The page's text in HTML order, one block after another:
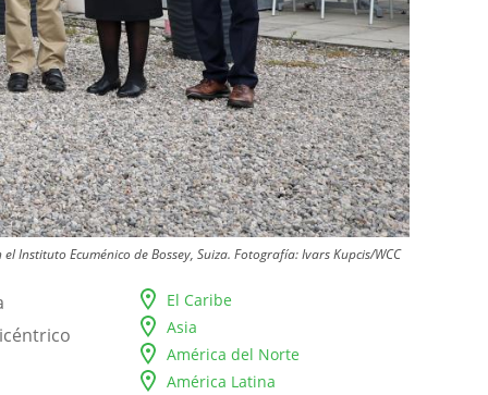
Instituto Ecuménico de Bossey, Suiza. Fotografía:Ivars Kupcis/WCC
El Caribe
Asia
América del Norte
América Latina